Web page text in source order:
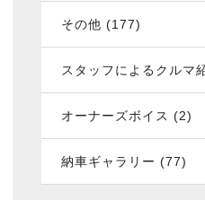
その他 (177)
スタッフによるクルマ
オーナーズボイス (2)
納車ギャラリー (77)